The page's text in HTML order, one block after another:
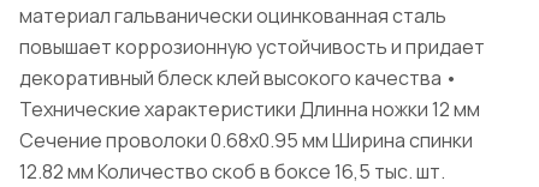
материал гальванически оцинкованная сталь
повышает коррозионную устойчивость и придает
декоративный блеск клей высокого качества •
Технические характеристики Длинна ножки 12 мм
Сечение проволоки 0.68х0.95 мм Ширина спинки
12.82 мм Количество скоб в боксе 16,5 тыс. шт.